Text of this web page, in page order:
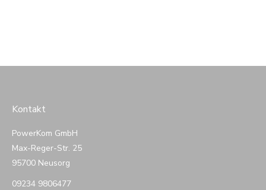
Kontakt
PowerKom GmbH
Max-Reger-Str. 25
95700 Neusorg
09234 9806477